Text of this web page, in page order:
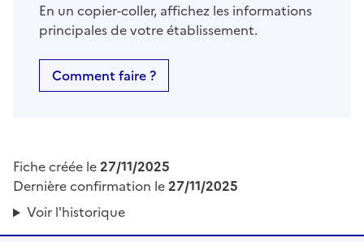
En un copier-coller, affichez les informations
principales de votre établissement.
Comment faire ?
Fiche créée le27/11/2025
Dernière confirmation le27/11/2025
Voir l'historique